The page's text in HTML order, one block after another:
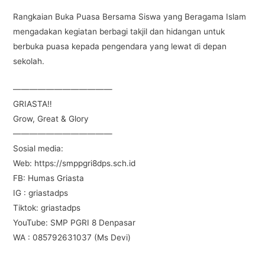
Rangkaian Buka Puasa Bersama Siswa yang Beragama Islam
mengadakan kegiatan berbagi takjil dan hidangan untuk
berbuka puasa kepada pengendara yang lewat di depan
sekolah.
————————————
GRIASTA‼
Grow, Great & Glory
————————————
Sosial media:
Web: https://smppgri8dps.sch.id
FB: Humas Griasta
IG : griastadps
Tiktok: griastadps
YouTube: SMP PGRI 8 Denpasar
WA : 085792631037 (Ms Devi)